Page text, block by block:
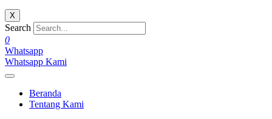
X
Search
0
Whatsapp
Whatsapp Kami
Beranda
Tentang Kami